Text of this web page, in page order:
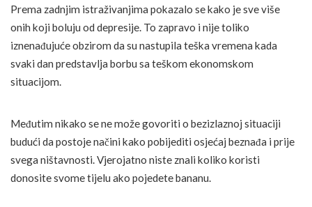
Prema zadnjim istraživanjima pokazalo se kako je sve više
onih koji boluju od depresije. To zapravo i nije toliko
iznenađujuće obzirom da su nastupila teška vremena kada
svaki dan predstavlja borbu sa teškom ekonomskom
situacijom.
Međutim nikako se ne može govoriti o bezizlaznoj situaciji
budući da postoje načini kako pobijediti osjećaj beznađa i prije
svega ništavnosti. Vjerojatno niste znali koliko koristi
donosite svome tijelu ako pojedete bananu.